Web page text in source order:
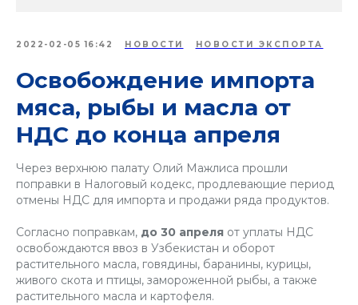
2022-02-05 16:42 НОВОСТИ НОВОСТИ ЭКСПОРТА
Освобождение импорта
мяса, рыбы и масла от
НДС до конца апреля
Через верхнюю палату Олий Мажлиса прошли
поправки в Налоговый кодекс, продлевающие период
отмены НДС для импорта и продажи ряда продуктов.
Согласно поправкам, до 30 апреля от уплаты НДС
освобождаются ввоз в Узбекистан и оборот
растительного масла, говядины, баранины, курицы,
живого скота и птицы, замороженной рыбы, а также
растительного масла и картофеля.